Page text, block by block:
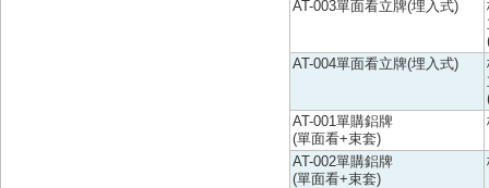
AT-003單面看立牌(埋入式)
AT-004單面看立牌(埋入式)
AT-001單購鋁牌
(單面看+束套)
AT-002單購鋁牌
(單面看+束套)